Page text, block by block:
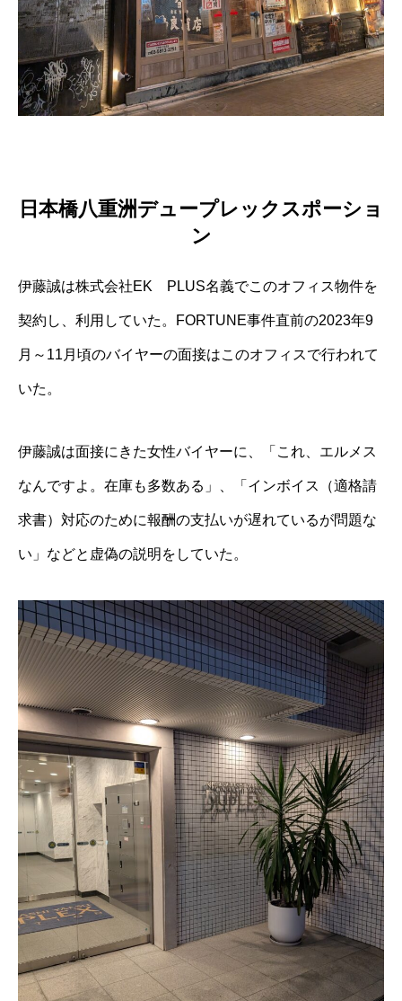
日本橋八重洲デュープレックスポーショ
ン
伊藤誠は株式会社EK PLUS名義でこのオフィス物件を
契約し、利用していた。FORTUNE事件直前の2023年9
月～11月頃のバイヤーの面接はこのオフィスで行われて
いた。
伊藤誠は面接にきた女性バイヤーに、「これ、エルメス
なんですよ。在庫も多数ある」、「インボイス（適格請
求書）対応のために報酬の支払いが遅れているが問題な
い」などと虚偽の説明をしていた。